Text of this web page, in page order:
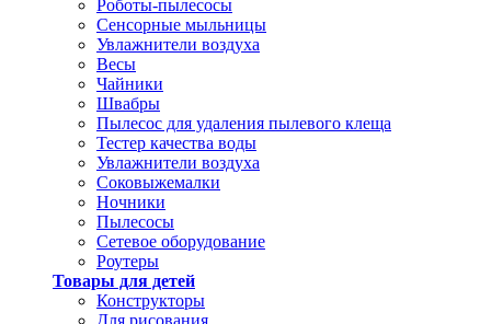
Роботы-пылесосы
Сенсорные мыльницы
Увлажнители воздуха
Весы
Чайники
Швабры
Пылесос для удаления пылевого клеща
Тестер качества воды
Увлажнители воздуха
Соковыжемалки
Ночники
Пылесосы
Сетевое оборудование
Роутеры
Товары для детей
Конструкторы
Для рисования